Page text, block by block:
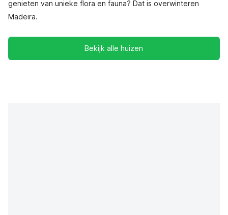
genieten van unieke flora en fauna? Dat is overwinteren
Madeira.
Bekijk alle huizen